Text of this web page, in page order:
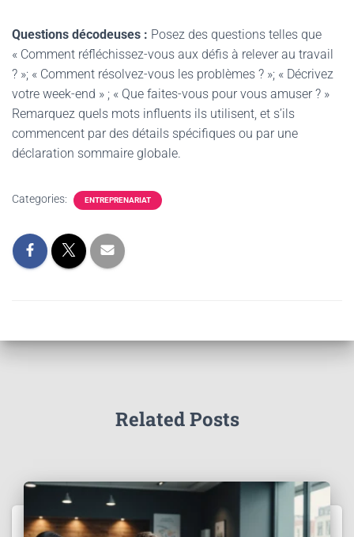
Questions décodeuses : Posez des questions telles que
« Comment réfléchissez-vous aux défis à relever au travail
? »; « Comment résolvez-vous les problèmes ? »; « Décrivez
votre week-end » ; « Que faites-vous pour vous amuser ? »
Remarquez quels mots influents ils utilisent, et s’ils
commencent par des détails spécifiques ou par une
déclaration sommaire globale.
Categories: ENTREPRENARIAT
Related Posts